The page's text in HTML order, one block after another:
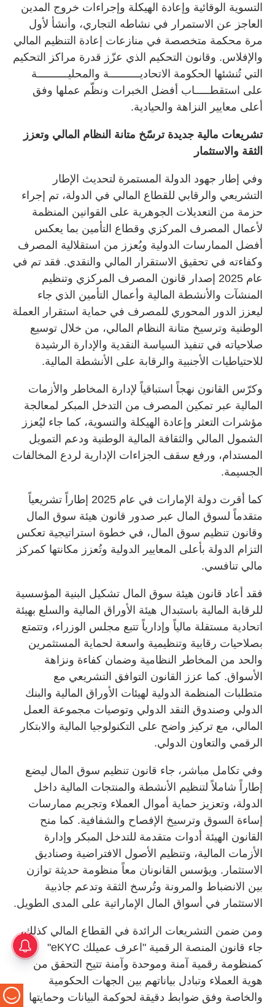
التسوية الوقائية وإعادة الهيكلة وإجراءات خروج المدين
العاجز عن الاستمرار في نشاطه التجاري، وأنشأ لأول
مرة محكمة متخصصة في منازعات إعادة التنظيم المالي
والإفلاس. وقانون التحكيم الذي عزّز قدرة مراكز التحكيم
التي تُنشئها الحكومة الاتحاديــــــــــة والمحليــــــــــة
على استقطـــــاب أفضل الخبرات ونظّم عملها وفق
أعلى معايير النزاهة والحيادية.
تشريعات مالية جديدة ترسّخ متانة النظام المالي وتعزز
الثقة والاستثمار
وفي إطار جهود الدولة المستمرة لتحديث الإطار
التشريعي والرقابي للقطاع المالي في الدولة، تم إجراء
حزمة من التعديلات الجوهرية على القوانين المنظمة
لأعمال المصرف المركزي وقطاع التأمين بما يعكس
أفضل الممارسات الدولية ويُعزز من استقلالية المصرف
وكفاءته في تحقيق الاستقرار المالي والنقدي. فقد تم في
عام 2025 إصدار قانون المصرف المركزي وتنظيم
المنشآت والأنشطة المالية وأعمال التأمين الذي جاء
ليعزز الدور المحوري للمصرف في حماية استقرار العملة
الوطنية وترسيخ متانة النظام المالي، من خلال توسيع
صلاحياته في تنفيذ السياسة النقدية والإدارة الرشيدة
للاحتياطيات الأجنبية والرقابة على الأنشطة المالية.
وكرّس القانون نهجاً استباقياً لإدارة المخاطر والأزمات
المالية عبر تمكين المصرف من التدخل المبكر لمعالجة
مؤشرات التعثر وإعادة الهيكلة والتسوية، كما جاء ليُعزز
الشمول المالي والثقافة المالية الوطنية ودعم التمويل
المستدام، ورفع سقف الجزاءات الإدارية لردع المخالفات
الجسيمة.
كما أقرت دولة الإمارات في عام 2025 إطاراً تشريعياً
متقدماً لسوق المال عبر صدور قانون هيئة سوق المال
وقانون تنظيم سوق المال، في خطوة استراتيجية تعكس
التزام الدولة بأعلى المعايير الدولية وتُعزز مكانتها كمركز
مالي تنافسي.
فقد أعاد قانون هيئة سوق المال تشكيل البنية المؤسسية
للرقابة المالية باستبدال هيئة الأوراق المالية والسلع بهيئة
اتحادية مستقلة مالياً وإدارياً تتبع مجلس الوزراء، وتتمتع
بصلاحيات رقابية وتنظيمية واسعة لحماية المستثمرين
والحد من المخاطر النظامية وضمان كفاءة ونزاهة
الأسواق. كما عزز القانون التوافق التشريعي مع
متطلبات المنظمة الدولية لهيئات الأوراق المالية والبنك
الدولي وصندوق النقد الدولي وتوصيات مجموعة العمل
المالي، مع تركيز واضح على التكنولوجيا المالية والابتكار
الرقمي والتعاون الدولي.
وفي تكامل مباشر، جاء قانون تنظيم سوق المال ليضع
إطاراً شاملاً لتنظيم الأنشطة والمنتجات المالية داخل
الدولة، وتعزيز حماية أموال العملاء وتجريم ممارسات
إساءة السوق وترسيخ الإفصاح والشفافية. كما منح
القانون الهيئة أدوات متقدمة للتدخل المبكر وإدارة
الأزمات المالية، وتنظيم الأصول الافتراضية وصناديق
الاستثمار. ويؤسس القانونان معاً منظومة حديثة توازن
بين الانضباط والمرونة وتُرسخ الثقة وتدعم جاذبية
الاستثمار في أسواق المال الإماراتية على المدى الطويل.
ومن ضمن التشريعات الرائدة في القطاع المالي كذلك،
جاء قانون المنصة الرقمية "اعرف عميلك eKYC"
كمنظومة رقمية آمنة وموحدة وآمنة تتيح التحقق من
هوية العملاء وتبادل بياناتهم بين الجهات الحكومية
والخاصة وفق ضوابط دقيقة لحوكمة البيانات وحمايتها